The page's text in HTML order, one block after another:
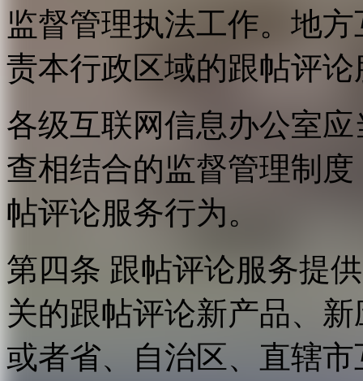
监督管理执法工作。地
责本行政区域的跟帖评
各级互联网信息办公室
查相结合的监督管理制
帖评论服务行为。
第四条 跟帖评论服务提
关的跟帖评论新产品、
或者省、自治区、直辖